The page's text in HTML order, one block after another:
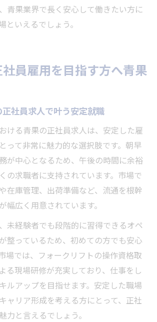
青果業界で長く安心して働きたい方に
といえるでしょう。
員雇用を目指す方へ青果
社員求人で叶う安定就職
ける青果の正社員求人は、安定した雇
って非常に魅力的な選択肢です。朝早
が中心となるため、午後の時間に余裕
の求職者に支持されています。市場で
在庫管理、出荷準備など、流通を根幹
幅広く用意されています。
未経験者でも段階的に習得できるオペ
整っているため、初めての方でも安心
場では、フォークリフトの操作資格取
る現場研修が充実しており、仕事をし
ルアップを目指せます。安定した職場
ャリア形成を考える方にとって、正社
力と言えるでしょう。